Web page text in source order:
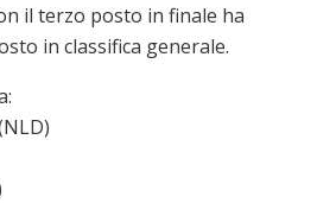
il terzo posto in finale ha
in classifica generale.